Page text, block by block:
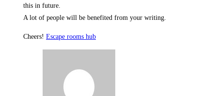
this in future.
A lot of people will be benefited from your writing.
Cheers! Escape rooms hub